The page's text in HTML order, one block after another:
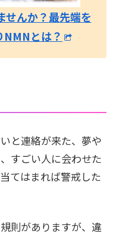
せんか？最先端を
NMNとは？
と連絡が来た、夢や
すごい人に会わせた
てはまれば警戒した
則がありますが、違